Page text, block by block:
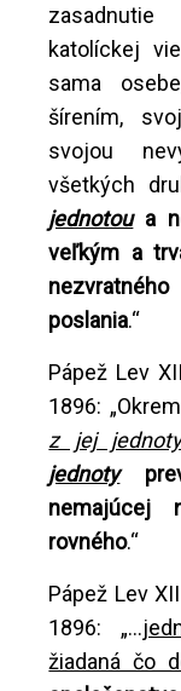
katolíckej
sama
šírením,
svojou
všetkých
jednotoua
veľkým a
poslania.“
Pápež Lev
1896:
z jej jednoty
jednoty
nemajúcej
rovného.“
Pápež Lev
1896: „...
žiadaná čo